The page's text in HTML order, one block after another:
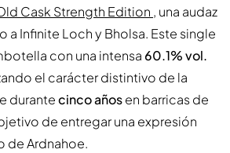
Cask Strength Edition , una audaz
a Infinite Loch y Bholsa. Este single
con una intensa 60.1% vol.
el carácter distintivo de la
durantecinco añosen barricas de
de entregar una expresión
de Ardnahoe.